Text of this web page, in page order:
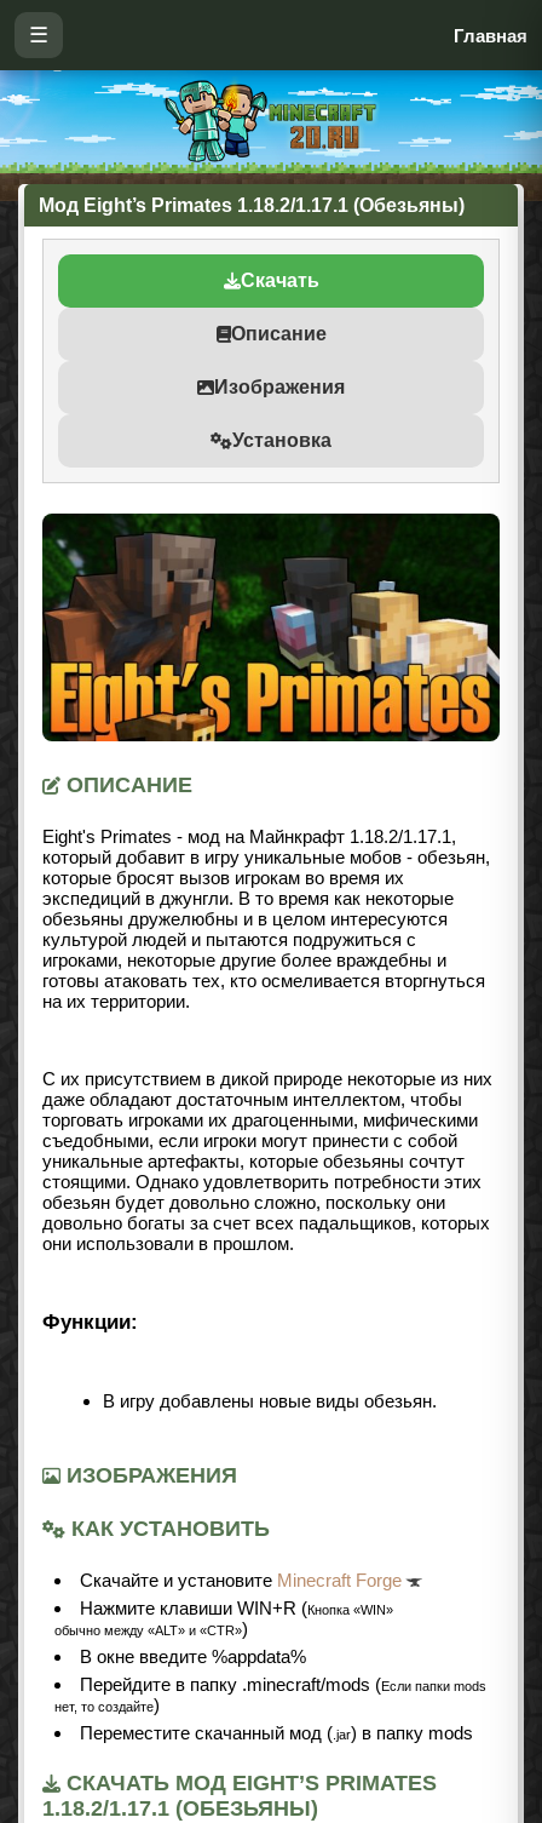
☰ Главная
Мод Eight’s Primates 1.18.2/1.17.1 (Обезьяны)
Скачать
Описание
Изображения
Установка
ОПИСАНИЕ
Eight's Primates - мод на Майнкрафт 1.18.2/1.17.1,
который добавит в игру уникальные мобов - обезьян,
которые бросят вызов игрокам во время их
экспедиций в джунгли. В то время как некоторые
обезьяны дружелюбны и в целом интересуются
культурой людей и пытаются подружиться с
игроками, некоторые другие более враждебны и
готовы атаковать тех, кто осмеливается вторгнуться
на их территории.
С их присутствием в дикой природе некоторые из них
даже обладают достаточным интеллектом, чтобы
торговать игроками их драгоценными, мифическими
съедобными, если игроки могут принести с собой
уникальные артефакты, которые обезьяны сочтут
стоящими. Однако удовлетворить потребности этих
обезьян будет довольно сложно, поскольку они
довольно богаты за счет всех падальщиков, которых
они использовали в прошлом.
Функции:
В игру добавлены новые виды обезьян.
ИЗОБРАЖЕНИЯ
КАК УСТАНОВИТЬ
Cкачайте и установите Minecraft Forge
Нажмите клавиши WIN+R (Кнопка «WIN»
обычно между «ALT» и «CTR»)
В окне введите %appdata%
Перейдите в папку .minecraft/mods (Если папки mods
нет, то создайте)
Переместите скачанный мод ( .jar) в папку mods
СКАЧАТЬ МОД EIGHT’S PRIMATES
1.18.2/1.17.1 (ОБЕЗЬЯНЫ)